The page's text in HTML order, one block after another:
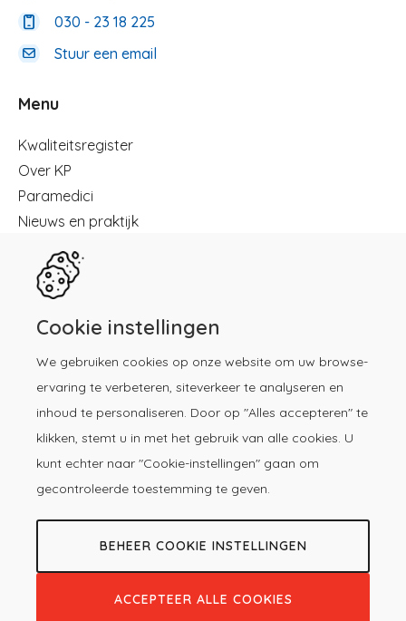
Cookie instellingen
We gebruiken cookies op onze website om uw browse-
ervaring te verbeteren, siteverkeer te analyseren en
inhoud te personaliseren. Door op "Alles accepteren" te
klikken, stemt u in met het gebruik van alle cookies. U
kunt echter naar "Cookie-instellingen" gaan om
gecontroleerde toestemming te geven.
BEHEER COOKIE INSTELLINGEN
ACCEPTEER ALLE COOKIES
030 - 23 18 225
Stuur een email
Menu
Menu
Kwaliteitsregister
Over KP
Paramedici
Nieuws en praktijk
Registreren
Kennisbibliotheek
Herregistratie
Contact
Kwaliteitsregister
Cookieverklaring
registratie